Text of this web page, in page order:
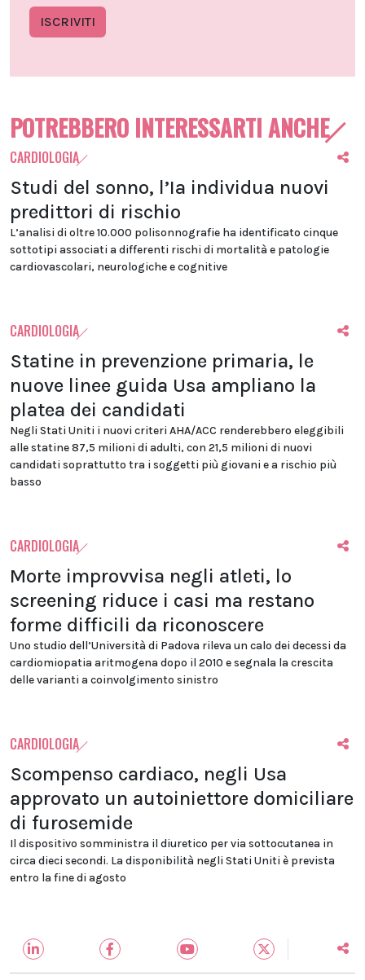
ISCRIVITI
POTREBBERO INTERESSARTI ANCHE
CARDIOLOGIA
Studi del sonno, l’Ia individua nuovi
predittori di rischio
L’analisi di oltre 10.000 polisonnografie ha identificato cinque
sottotipi associati a differenti rischi di mortalità e patologie
cardiovascolari, neurologiche e cognitive
CARDIOLOGIA
Statine in prevenzione primaria, le
nuove linee guida Usa ampliano la
platea dei candidati
Negli Stati Uniti i nuovi criteri AHA/ACC renderebbero eleggibili
alle statine 87,5 milioni di adulti, con 21,5 milioni di nuovi
candidati soprattutto tra i soggetti più giovani e a rischio più
basso
CARDIOLOGIA
Morte improvvisa negli atleti, lo
screening riduce i casi ma restano
forme difficili da riconoscere
Uno studio dell’Università di Padova rileva un calo dei decessi da
cardiomiopatia aritmogena dopo il 2010 e segnala la crescita
delle varianti a coinvolgimento sinistro
CARDIOLOGIA
Scompenso cardiaco, negli Usa
approvato un autoiniettore domiciliare
di furosemide
Il dispositivo somministra il diuretico per via sottocutanea in
circa dieci secondi. La disponibilità negli Stati Uniti è prevista
entro la fine di agosto